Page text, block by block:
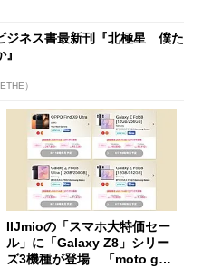
ジネス書最新刊『北極星 僕た
）
IIJmioの「スマホ大特価セー
ル」に「Galaxy Z8」シリー
ズ3機種が登場 「moto g37